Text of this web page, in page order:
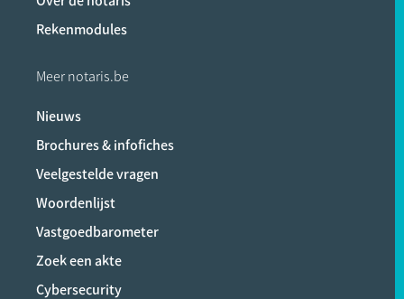
Rekenmodules
Meer notaris.be
Nieuws
Brochures & infofiches
Veelgestelde vragen
Woordenlijst
Vastgoedbarometer
Zoek een akte
Cybersecurity